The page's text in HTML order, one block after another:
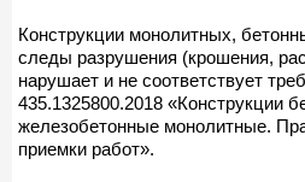
Конструкции монолитных,
следы разрушения (крошения,
нарушает и не соответствует
435.1325800.2018 «Конструкции
железобетонные монолитные.
приемки работ».